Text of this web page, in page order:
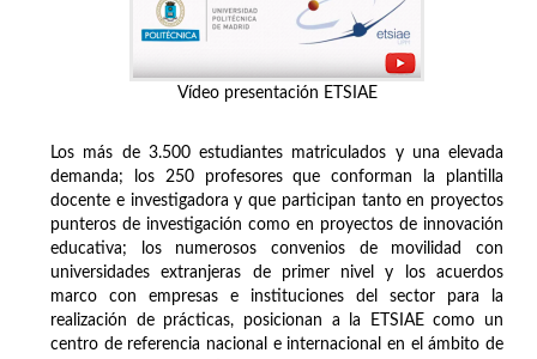
Vídeo presentación ETSIAE
Los más de 3.500 estudiantes matriculados y una elevada
demanda; los 250 profesores que conforman la plantilla
docente e investigadora y que participan tanto en proyectos
punteros de investigación como en proyectos de innovación
educativa; los numerosos convenios de movilidad con
universidades extranjeras de primer nivel y los acuerdos
marco con empresas e instituciones del sector para la
realización de prácticas, posicionan a la ETSIAE como un
centro de referencia nacional e internacional en el ámbito de